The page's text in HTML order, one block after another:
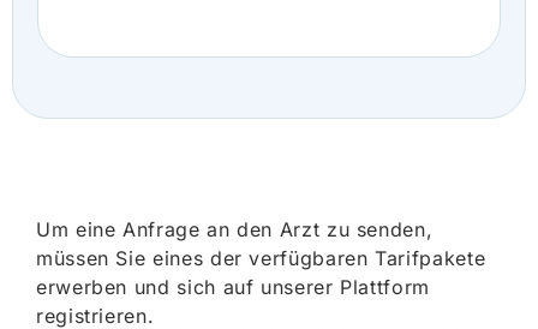
Um eine Anfrage an den Arzt zu senden,
müssen Sie eines der verfügbaren Tarifpakete
erwerben und sich auf unserer Plattform
registrieren.